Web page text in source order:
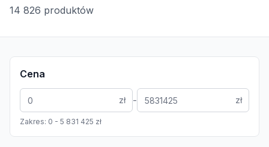
14 826 produktów
Cena
zł - zł
Zakres: 0 - 5 831 425 zł